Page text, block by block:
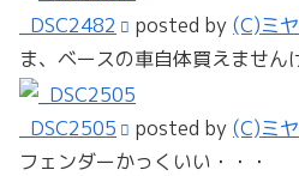
_DSC2482 posted by (C)ミ
ま、ベースの車自体買えません
_DSC2505 posted by (C)ミ
フェンダーかっくいい・・・